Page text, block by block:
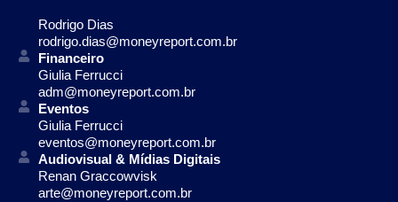
Rodrigo Dias
rodrigo.dias@moneyreport.com.br
Financeiro
Giulia Ferrucci
adm@moneyreport.com.br
Eventos
Giulia Ferrucci
eventos@moneyreport.com.br
Audiovisual & Mídias Digitais
Renan Graccowvisk
arte@moneyreport.com.br